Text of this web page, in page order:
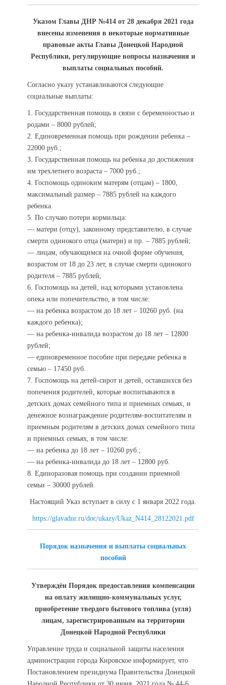
Указом Главы ДНР №414 от 28 декабря 2021 года
внесены изменения в некоторые нормативные
правовые акты Главы Донецкой Народной
Республики, регулирующие вопросы назначения и
выплаты социальных пособий.
Согласно указу устанавливаются следующие
социальные выплаты:
1. Государственная помощь в связи с беременностью и
родами – 8000 рублей;
2. Единовременная помощь при рождении ребенка –
22000 руб.;
3. Государственная помощь на ребенка до достижения
им трехлетнего возраста – 7000 руб.;
4. Госпомощь одиноким матерям (отцам) – 1800,
максимальный размер – 7885 рублей на каждого
ребенка.
5. По случаю потери кормильца:
— матери (отцу), законному представителю, в случае
смерти одинокого отца (матери) и пр. – 7885 рублей;
— лицам, обучающимся на очной форме обучения,
возрастом от 18 до 23 лет, в случае смерти одинокого
родителя – 7885 рублей;
6. Госпомощь на детей, над которыми установлена
опека или попечительство, в том числе:
— на ребенка возрастом до 18 лет – 10260 руб. (на
каждого ребенка);
— на ребенка-инвалида возрастом до 18 лет – 12800
рублей;
— единовременное пособие при передаче ребенка в
семью – 17450 руб.
7. Госпомощь на детей-сирот и детей, оставшихся без
попечения родителей, которые воспитываются в
детских домах семейного типа и приемных семьях, и
денежное вознаграждение родителям-воспитателям и
приемным родителям в детских домах семейного типа
и приемных семьях, в том числе:
— на ребенка до 18 лет – 10260 руб.;
— на ребенка-инвалида до 18 лет – 12800 руб.
8. Единоразовая помощь при создании приемной
семьи – 30000 рублей.
Настоящий Указ вступает в силу с 1 января 2022 года.
https://glavadnr.ru/doc/ukazy/Ukaz_N414_28122021.pdf
Порядок назначения и выплаты социальных
пособий
Утверждён Порядок предоставления компенсации
на оплату жилищно-коммунальных услуг,
приобретение твердого бытового топлива (угля)
лицам, зарегистрированным на территории
Донецкой Народной Республики
Управление труда и социальной защиты населения
администрации города Кировское информирует, что
Постановлением президиума Правительства Донецкой